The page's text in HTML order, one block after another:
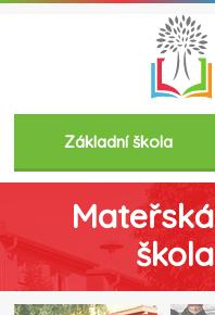
Základní škola
Mateřská
škola